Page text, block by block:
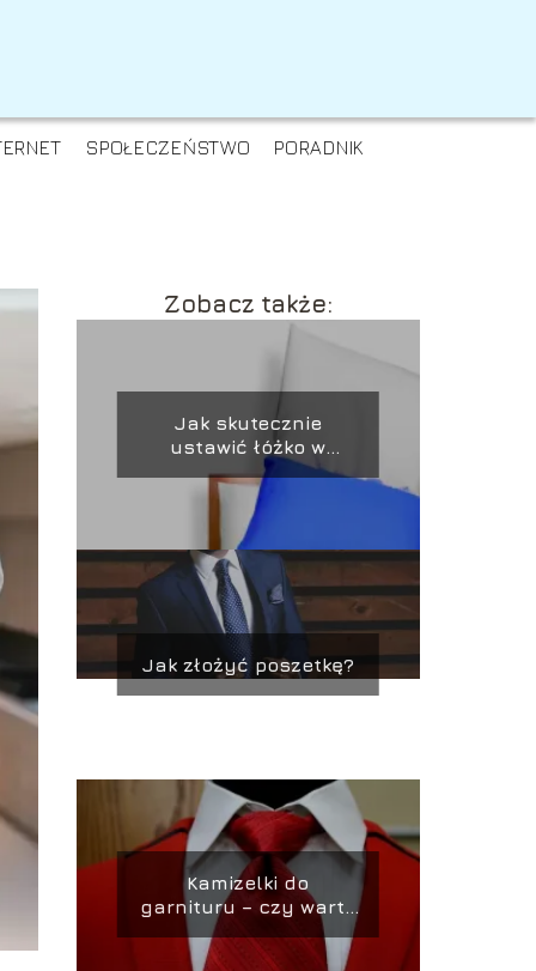
SPOŁECZEŃSTWO PORADNIK
Zobacz także:
Jak skutecznie
ustawić łóżko w
sypialni?
Jak złożyć poszetkę?
Kamizelki do
garnituru – czy warto
je wybierać?